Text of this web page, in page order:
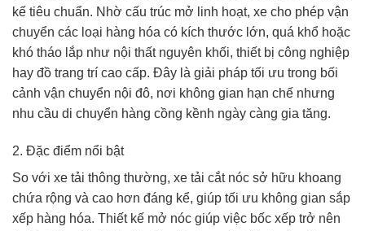
kế tiêu chuẩn. Nhờ cấu trúc mở linh hoạt, xe cho phép vận
chuyển các loại hàng hóa có kích thước lớn, quá khổ hoặc
khó tháo lắp như nội thất nguyên khối, thiết bị công nghiệp
hay đồ trang trí cao cấp. Đây là giải pháp tối ưu trong bối
cảnh vận chuyển nội đô, nơi không gian hạn chế nhưng
nhu cầu di chuyển hàng cồng kềnh ngày càng gia tăng.
2. Đặc điểm nổi bật
So với xe tải thông thường, xe tải cắt nóc sở hữu khoang
chứa rộng và cao hơn đáng kể, giúp tối ưu không gian sắp
xếp hàng hóa. Thiết kế mở nóc giúp việc bốc xếp trở nên